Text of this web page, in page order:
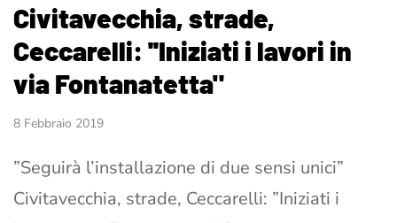
Civitavecchia, strade,
Ceccarelli: ''Iniziati i lavori in
via Fontanatetta"
8 Febbraio 2019
”Seguirà l’installazione di due sensi unici”
Civitavecchia, strade, Ceccarelli: ”Iniziati i